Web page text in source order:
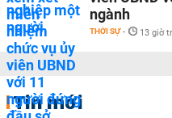
ngành
THỜI SỰ - 13 giờ
Tin mới